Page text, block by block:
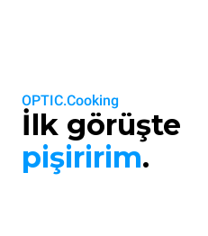
OPTIC.Cooking
İlk görüşte
pişiririm.